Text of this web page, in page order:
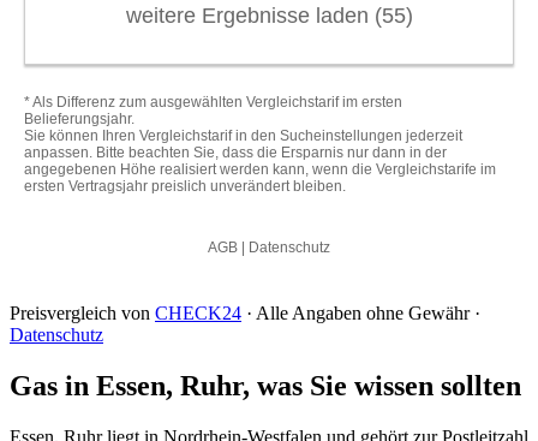
Preisvergleich von CHECK24 · Alle Angaben ohne Gewähr ·
Datenschutz
Gas in Essen, Ruhr, was Sie wissen sollten
Essen, Ruhr liegt in Nordrhein-Westfalen und gehört zur Postleitzahl